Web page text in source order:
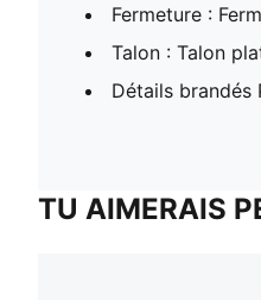
Fermeture :
Talon : Talon
Détails brandés
TU AIMERAIS